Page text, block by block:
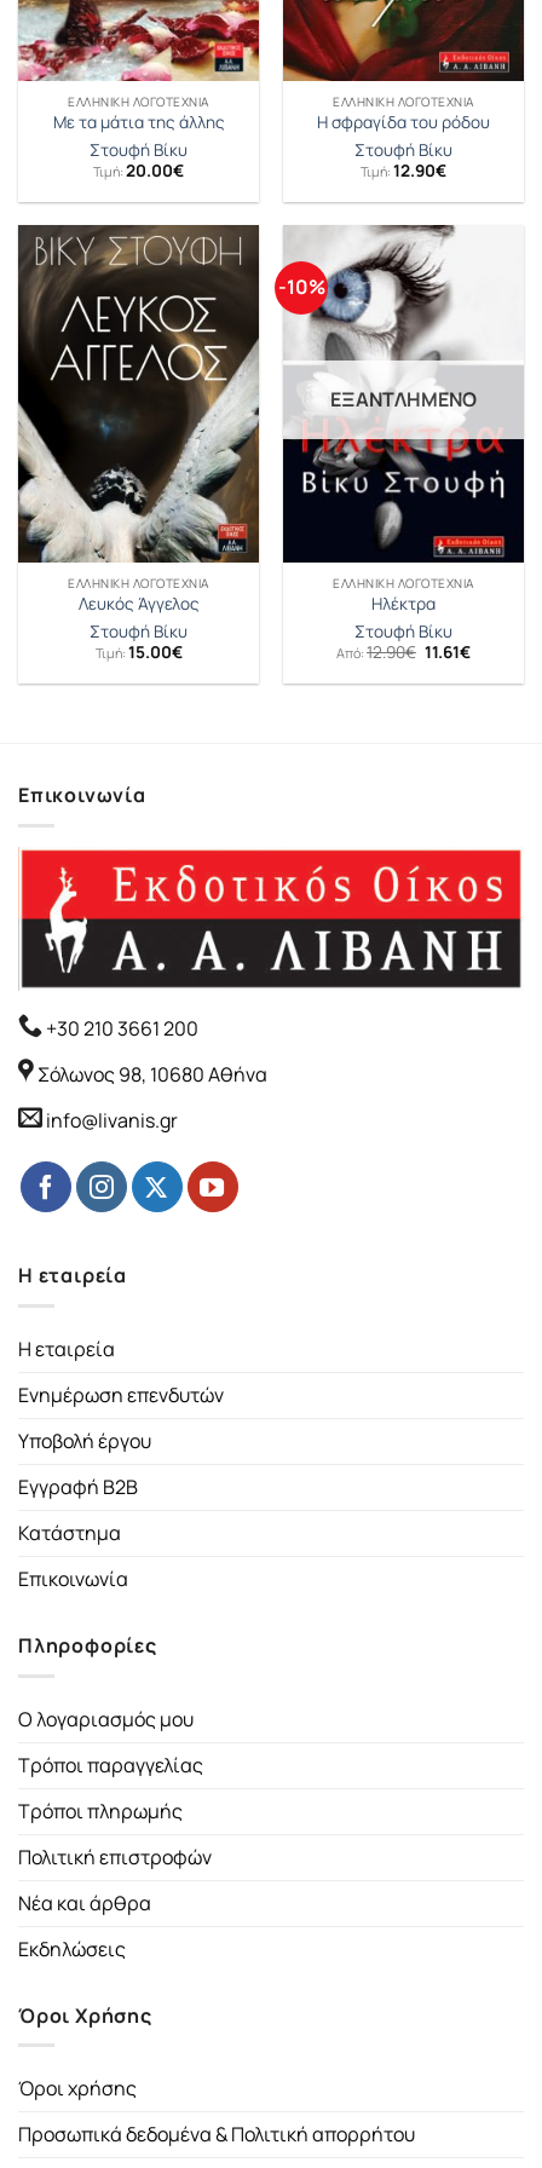
ΕΛΛΗΝΙΚΉ ΛΟΓΟΤΕΧΝΊΑ
Με τα μάτια της άλλης
Στουφή Βίκυ
Τιμή: 20.00€
ΕΛΛΗΝΙΚΉ ΛΟΓΟΤΕΧΝΊΑ
Η σφραγίδα του ρόδου
Στουφή Βίκυ
Τιμή: 12.90€
ΕΛΛΗΝΙΚΉ ΛΟΓΟΤΕΧΝΊΑ
Λευκός Άγγελος
Στουφή Βίκυ
Τιμή: 15.00€
-10%
ΕΞΑΝΤΛΗΜΈΝΟ
ΕΛΛΗΝΙΚΉ ΛΟΓΟΤΕΧΝΊΑ
Ηλέκτρα
Στουφή Βίκυ
Από: 12.90€ Original
price
was:
11.61€Η
τιμή
Επικοινωνία
+30 210 3661 200
Σόλωνος 98, 10680 Αθήνα
info@livanis.gr
Η εταιρεία
Η εταιρεία
Ενημέρωση επενδυτών
Υποβολή έργου
Εγγραφή B2B
Κατάστημα
Επικοινωνία
Πληροφορίες
Ο λογαριασμός μου
Τρόποι παραγγελίας
Τρόποι πληρωμής
Πολιτική επιστροφών
Νέα και άρθρα
Εκδηλώσεις
Όροι Χρήσης
Όροι χρήσης
Προσωπικά δεδομένα & Πολιτική απορρήτου